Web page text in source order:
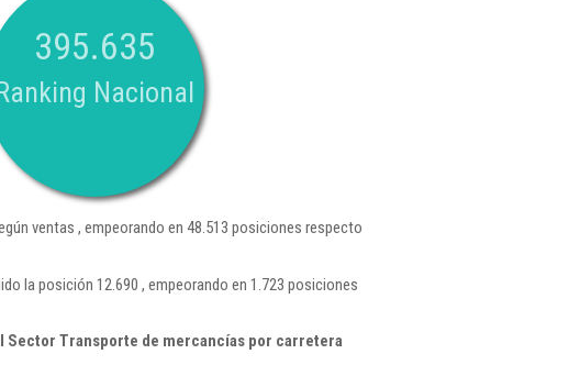
395.635
Nacional
ventas , empeorando en 48.513 posiciones respecto
la posición 12.690 , empeorando en 1.723 posiciones
Sector Transporte de mercancías por carretera